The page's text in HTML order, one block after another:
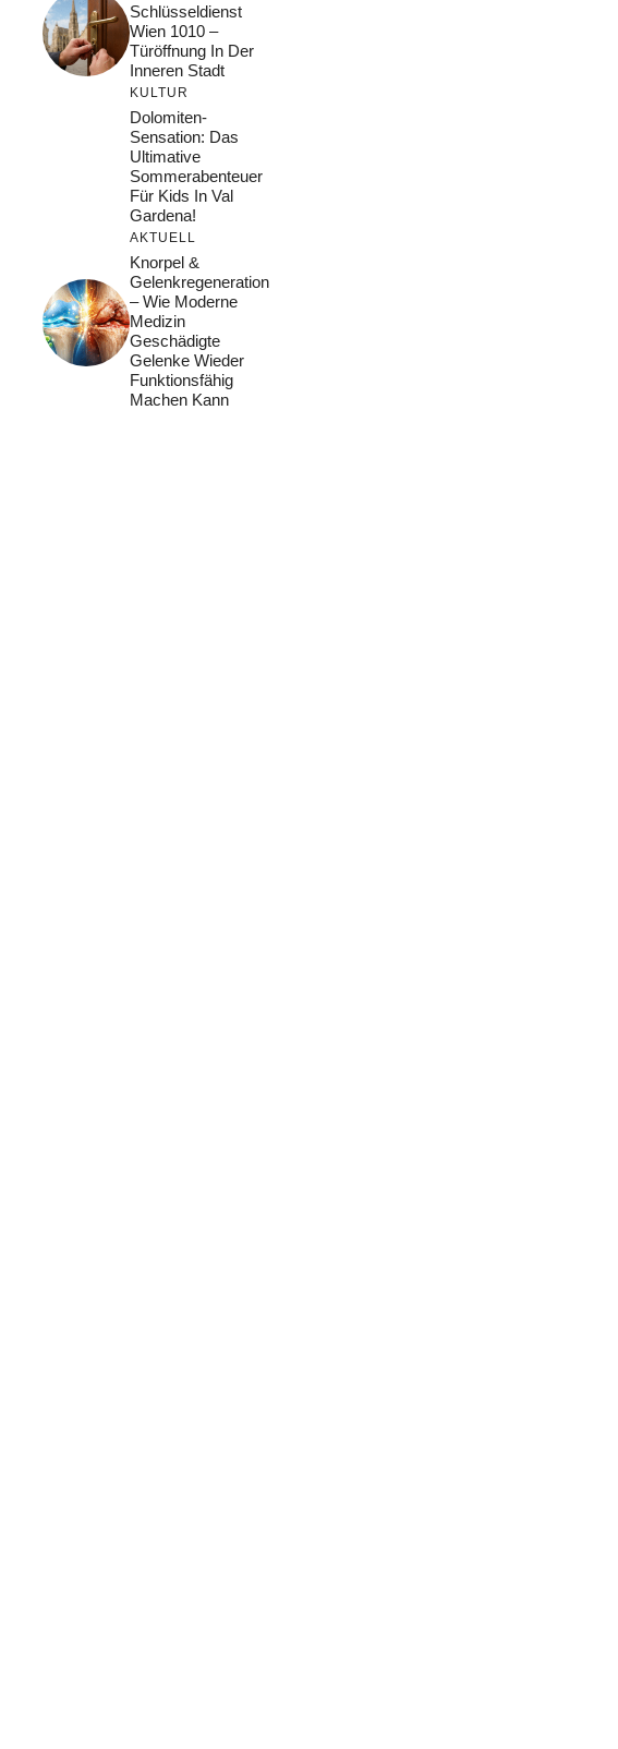
Schlüsseldienst
Wien 1010 –
Türöffnung In Der
Inneren Stadt
KULTUR
Dolomiten-
Sensation: Das
Ultimative
Sommerabenteuer
Für Kids In Val
Gardena!
AKTUELL
Knorpel &
Gelenkregeneration
– Wie Moderne
Medizin
Geschädigte
Gelenke Wieder
Funktionsfähig
Machen Kann